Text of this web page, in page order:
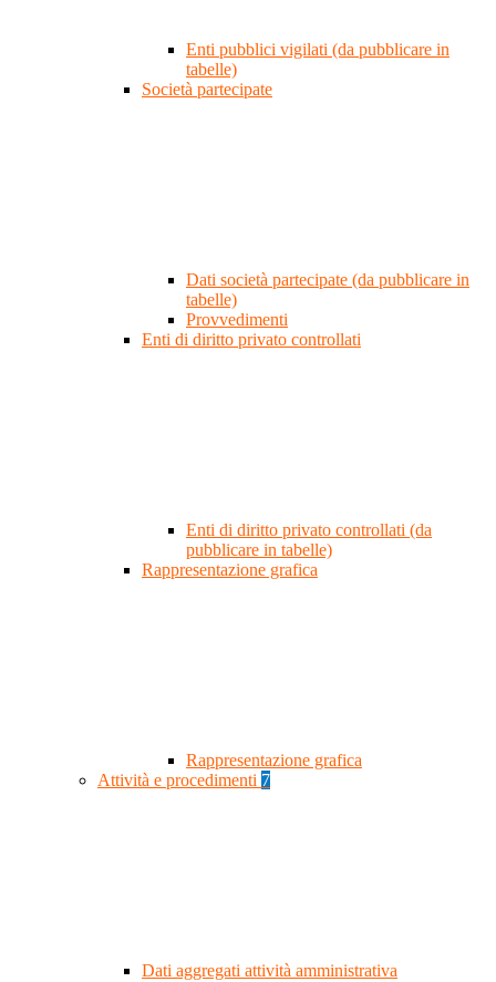
Enti pubblici vigilati (da pubblicare in
tabelle)
Società partecipate
Dati società partecipate (da pubblicare in
tabelle)
Provvedimenti
Enti di diritto privato controllati
Enti di diritto privato controllati (da
pubblicare in tabelle)
Rappresentazione grafica
Rappresentazione grafica
Attività e procedimenti 7
Dati aggregati attività amministrativa